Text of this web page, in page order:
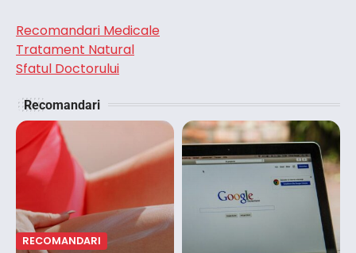
Recomandari Medicale
Tratament Natural
Sfatul Doctorului
Recomandari
RECOMANDARI